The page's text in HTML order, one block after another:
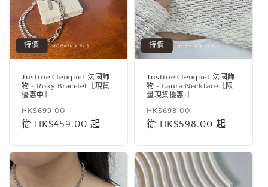
特價
Justine Clenquet 法國飾
物 - Roxy Bracelet［現貨
優惠中］
定
價
HK$699.00
價
從 HK$459.00 起
特價
Justine Clenquet 法國飾
物 - Laura Necklace［限
量現貨優惠!］
定
價
HK$698.00
價
從 HK$598.00 起